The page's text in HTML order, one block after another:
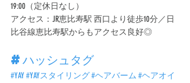
19:00（定休日なし）
アクセス：JR恵比寿駅 西口より徒歩10分／日
比谷線恵比寿駅からもアクセス良好◎
#ハッシュタグ
#YAY#YAYスタイリング#ヘアバーム #ヘアオイ